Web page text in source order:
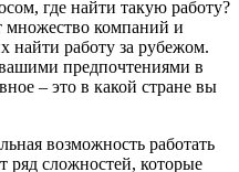
где найти такую работу?
множество компаний и
найти работу за рубежом.
предпочтениями в
– это в какой стране вы
возможность работать
ряд сложностей, которые